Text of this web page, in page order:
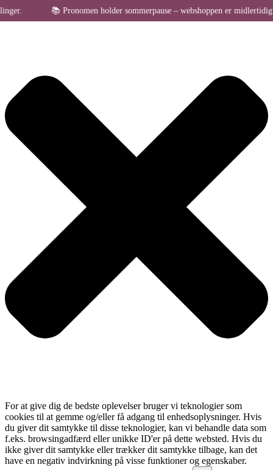
Administrer samtykke til cookies
For at give dig de bedste oplevelser bruger vi teknologier som
cookies til at gemme og/eller få adgang til enhedsoplysninger. Hvis
du giver dit samtykke til disse teknologier, kan vi behandle data som
f.eks. browsingadfærd eller unikke ID'er på dette websted. Hvis du
ikke giver dit samtykke eller trækker dit samtykke tilbage, kan det
have en negativ indvirkning på visse funktioner og egenskaber.
📚 Pronomen holder sommerpause – webshoppen er midlertidigt